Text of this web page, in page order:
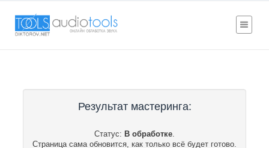
Результат мастеринга:
Статус: В обработке.
Страница сама обновится, как только всё будет готово.